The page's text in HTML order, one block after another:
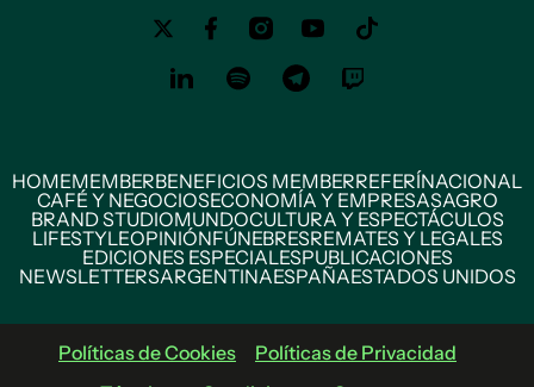
HOMEMEMBERBENEFICIOS MEMBERREFERÍNACIONAL
CAFÉ Y NEGOCIOSECONOMÍA Y EMPRESASAGRO
BRAND STUDIOMUNDOCULTURA Y ESPECTÁCULOS
LIFESTYLEOPINIÓNFÚNEBRESREMATES Y LEGALES
EDICIONES ESPECIALESPUBLICACIONES
NEWSLETTERSARGENTINAESPAÑAESTADOS UNIDOS
Políticas de Cookies
Políticas de Privacidad